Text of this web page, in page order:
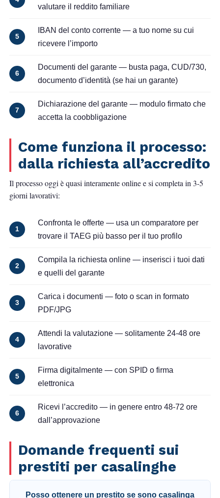
valutare il reddito familiare
5
IBAN del conto corrente— a tuo nome su cui
ricevere l’importo
6
Documenti del garante— busta paga, CUD/730,
documento d’identità (se hai un garante)
7
Dichiarazione del garante— modulo firmato che
accetta la coobbligazione
Come funziona il processo:
dalla richiesta all’accredito
Il processo oggi è quasi interamente online e si completa in 3-5
giorni lavorativi:
1
Confronta le offerte— usa un comparatore per
trovare il TAEG più basso per il tuo profilo
2
Compila la richiesta online— inserisci i tuoi dati
e quelli del garante
3
Carica i documenti — foto o scan in formato
PDF/JPG
4
Attendi la valutazione— solitamente 24-48 ore
lavorative
5
Firma digitalmente— con SPID o firma
elettronica
6
Ricevi l’accredito— in genere entro 48-72 ore
dall’approvazione
Domande frequenti sui
prestiti per casalinghe
Posso ottenere un prestito se sono casalinga